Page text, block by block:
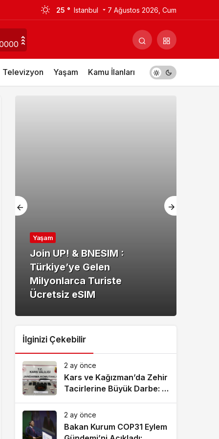
25 ° Istanbul 7 Ağustos 2026, Cum
Televizyon Yaşam Kamu İlanları
Yaşam
Join UP! & BNESIM :
Türkiye’ye Gelen
Milyonlarca Turiste
Ücretsiz eSIM
İlginizi Çekebilir
2 ay önce
Kars ve Kağızman’da Zehir
Tacirlerine Büyük Darbe: 7
2 ay önce
Bakan Kurum COP31 Eylem